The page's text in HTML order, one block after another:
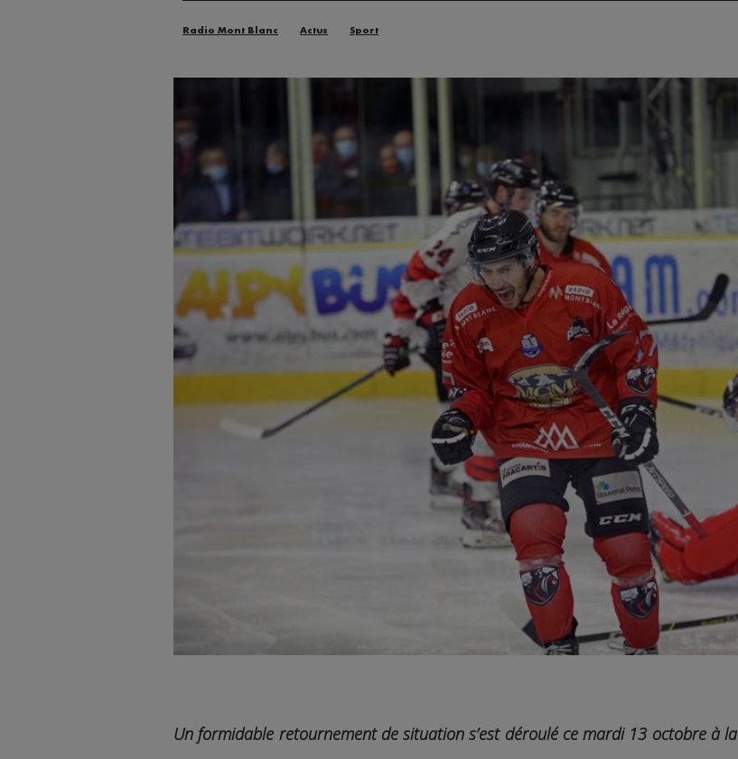
Radio Mont Blanc Actus Sport
Un formidable retournement de situation s’est déroulé ce mardi 13 octobre à la